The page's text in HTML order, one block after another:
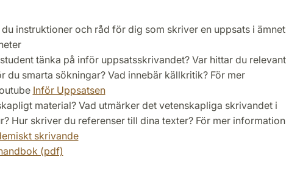
du instruktioner och råd för dig som skriver en uppsats i ämnet
tänka på inför uppsatsskrivandet? Var hittar du relevant
du smarta sökningar? Vad innebär källkritik? För mer
Inför Uppsatsen
material? Vad utmärker det vetenskapliga skrivandet i
Hur skriver du referenser till dina texter? För mer information
skrivande
(pdf)